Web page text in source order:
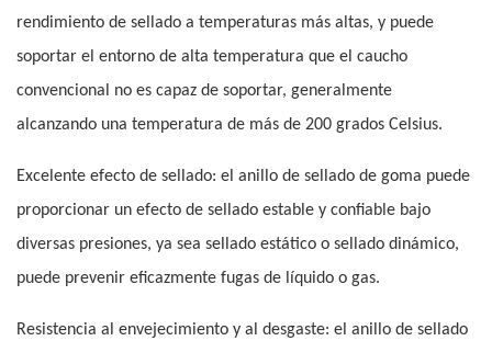
rendimiento de sellado a temperaturas más altas, y puede
soportar el entorno de alta temperatura que el caucho
convencional no es capaz de soportar, generalmente
alcanzando una temperatura de más de 200 grados Celsius.
Excelente efecto de sellado: el anillo de sellado de goma puede
proporcionar un efecto de sellado estable y confiable bajo
diversas presiones, ya sea sellado estático o sellado dinámico,
puede prevenir eficazmente fugas de líquido o gas.
Resistencia al envejecimiento y al desgaste: el anillo de sellado